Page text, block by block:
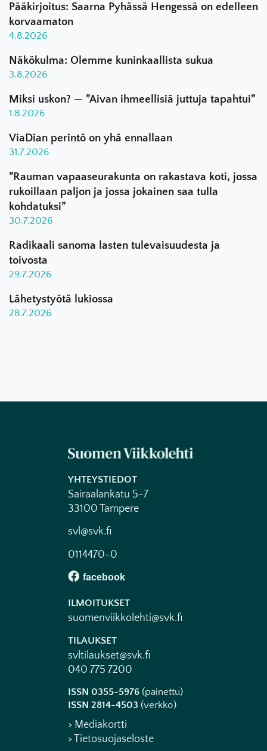
Pääkirjoitus: Saarna Pyhässä Hengessä on edelleen
korvaamaton
4.8.2026
Näkökulma: Olemme kuninkaallista sukua
3.8.2026
Miksi uskon? — ”Aivan ihmeellisiä juttuja tapahtui”
1.8.2026
ViaDian perintö on yhä ennallaan
31.7.2026
”Rauman vapaaseurakunta on rakastava koti, jossa
rukoillaan paljon ja jossa jokainen saa tulla
kohdatuksi”
30.7.2026
Radikaali sanoma lasten tulevaisuudesta ja
toivosta
29.7.2026
Lähetystyötä lukiossa
28.7.2026
YHTEYSTIEDOT
Sairaalankatu 5-7
33100 Tampere
svl@svk.fi
0114470-0
ILMOITUKSET
suomenviikkolehti@svk.fi
TILAUKSET
svltilaukset@svk.fi
040 775 7200
ISSN 0355-5976 (painettu)
ISSN 2814-4503 (verkko)
> Mediakortti
> Tietosuojaseloste